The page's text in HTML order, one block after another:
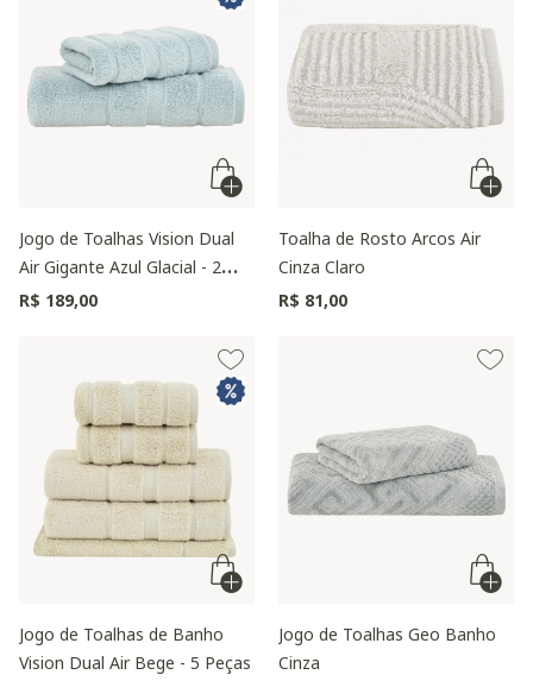
Jogo de Toalhas Vision Dual
Air Gigante Azul Glacial - 2
Peças
R$ 189,00
Toalha de Rosto Arcos Air
Cinza Claro
R$ 81,00
Jogo de Toalhas de Banho
Vision Dual Air Bege - 5 Peças
Jogo de Toalhas Geo Banho
Cinza